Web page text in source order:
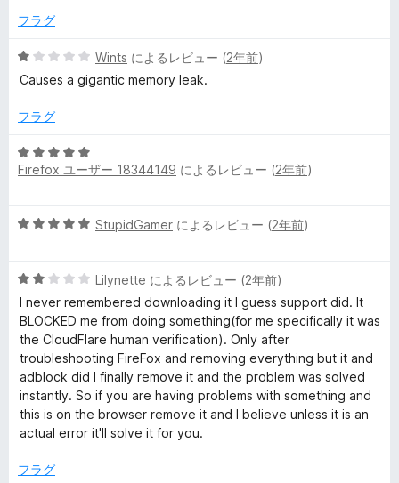
レ
ュ
ー
の
価
フラグ
5
段
中
の
評
Wints によるレビュー (2年前)
Causes a gigantic memory leak.
フラグ
5
段
5
価
Firefox ユーザー 18344149 によるレビュー (2年前)
5
中
5
の
評
価
StupidGamer によるレビュー (2年前)
5
段
階
中
2
の
評
価
Lilynette によるレビュー (2年前)
I never remembered downloading it I guess support did. It
BLOCKED me from doing something(for me specifically it was
the CloudFlare human verification). Only after
troubleshooting FireFox and removing everything but it and
adblock did I finally remove it and the problem was solved
instantly. So if you are having problems with something and
this is on the browser remove it and I believe unless it is an
actual error it'll solve it for you.
フラグ